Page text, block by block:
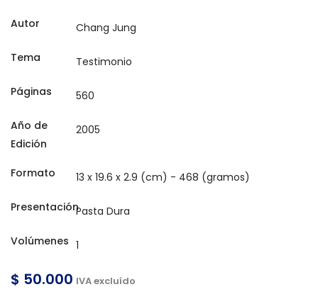
Autor
Tema
Páginas
Año de
Edición
Formato
Presentación
Volúmenes
$ 50.000 IVA excluído